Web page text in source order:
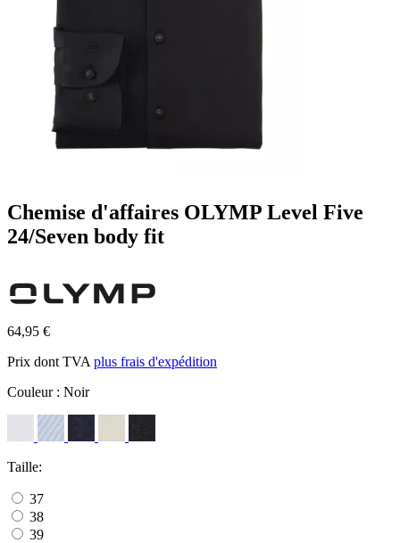
Chemise d'affaires OLYMP Level Five
24/Seven body fit
64,95 €
Prix dont TVA plus frais d'expédition
Couleur : Noir
Taille:
37
38
39